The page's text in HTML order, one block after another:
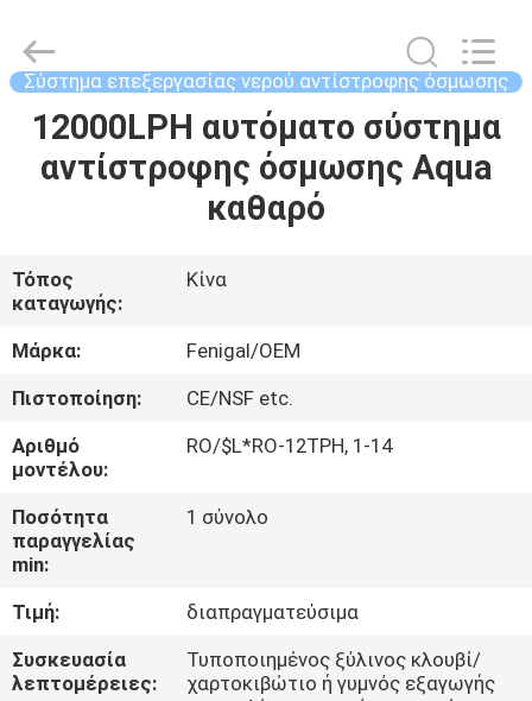
ΣΠΊΤΙ
ΠΕΡΊΠΟΥ
ΕΜΕΊΣ
ΓΎΡΟΣ
ΕΡΓΟΣΤΑΣΊΩΝ
ΠΟΙΟΤΙΚΌΣ
ΈΛΕΓΧΟΣ
ΜΑΣ
ΕΛΆΤΕ
Technology
Co.,
Ltd..
Rights
Reserved.
Σύστημα επεξεργασίας νερού αντίστροφης όσμωσης
12000LPH αυτόματο σύστημα
αντίστροφης όσμωσης Aqua
καθαρό
Τόπος
καταγωγής:
Κίνα
Μάρκα:
Fenigal/OEM
Πιστοποίηση:
CE/NSF etc.
Αριθμό
μοντέλου:
RO/$L*RO-12TPH, 1-14
Ποσότητα
παραγγελίας
min:
1 σύνολο
Τιμή:
διαπραγματεύσιμα
Συσκευασία
λεπτομέρειες:
Τυποποιημένος ξύλινος κλουβί/
χαρτοκιβώτιο ή γυμνός εξαγωγής